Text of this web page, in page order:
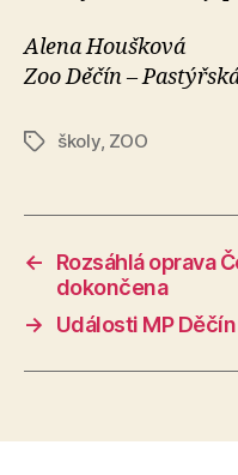
Alena Houšková
Zoo Děčín –
Štítkyškoly, ZOO
←
Rozsáhlá oprava
dokončena
→
Události MP Děčín